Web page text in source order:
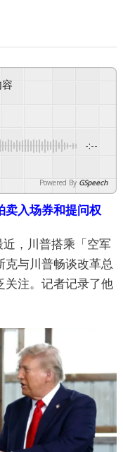
容
-:--
Powered By GSpeech
卖入场券和提问权
近，川普搭乘「空军
克与川普畅谈改革总
关注。记者记录了他